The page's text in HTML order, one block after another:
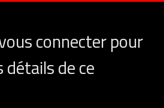
connecter pour
de ce